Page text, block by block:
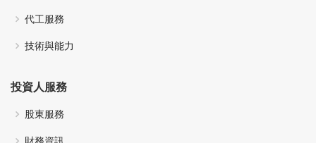
代工服務
技術與能力
投資人服務
股東服務